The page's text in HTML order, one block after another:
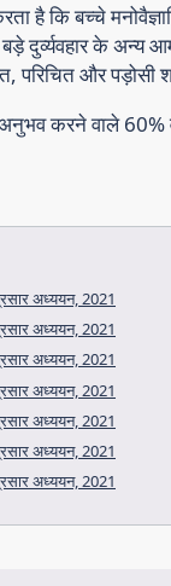
है कि बच्चे
दुर्व्यवहार के अन्य
परिचित और पड़ोसी
अनुभव करने वाले
प्रसार अध्ययन, 2021
प्रसार अध्ययन, 2021
प्रसार अध्ययन, 2021
प्रसार अध्ययन, 2021
प्रसार अध्ययन, 2021
प्रसार अध्ययन, 2021
प्रसार अध्ययन, 2021